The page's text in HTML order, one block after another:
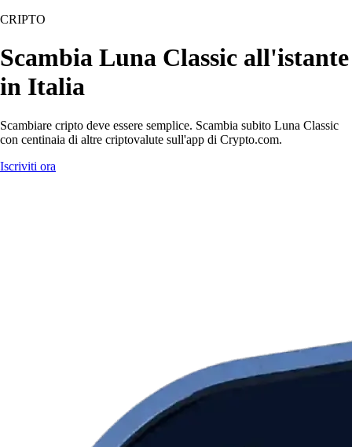
CRIPTO
Scambia Luna Classic all'istante
in Italia
Scambiare cripto deve essere semplice. Scambia subito Luna Classic
con centinaia di altre criptovalute sull'app di Crypto.com.
Iscriviti ora